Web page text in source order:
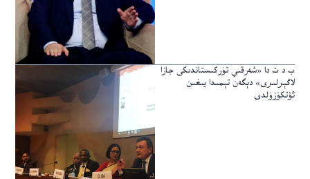
ب د ت دا «شەرقىي تۈركىستاندىكى جازا
لاگېرلىرى» دېگەن تېمىدا يىغىن
ئۆتكۈزۈلدى